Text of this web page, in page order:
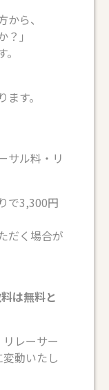
ら、
」
す。
サル料・リ
で3,300円
だく場合が
は無料と
レーサー
動いたし